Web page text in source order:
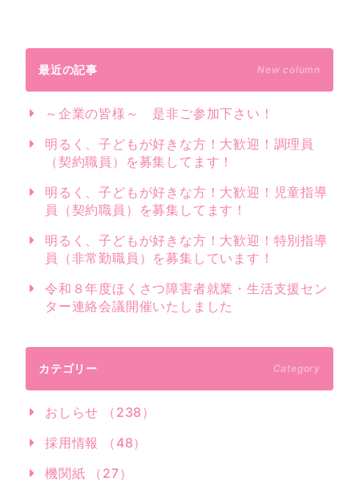
最近の記事 New column
～企業の皆様～ 是非ご参加下さい！
明るく、子どもが好きな方！大歓迎！調理員
（契約職員）を募集してます！
明るく、子どもが好きな方！大歓迎！児童指導
員（契約職員）を募集してます！
明るく、子どもが好きな方！大歓迎！特別指導
員（非常勤職員）を募集しています！
令和８年度ほくさつ障害者就業・生活支援セン
ター連絡会議開催いたしました
カテゴリー Category
おしらせ （238）
採用情報 （48）
機関紙 （27）